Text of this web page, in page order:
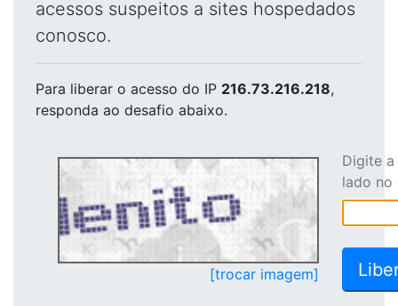
acessos suspeitos a sites hospedados
conosco.
Para liberar o acesso do IP 216.73.216.218,
responda ao desafio abaixo.
[trocar imagem]
Digite
lado no